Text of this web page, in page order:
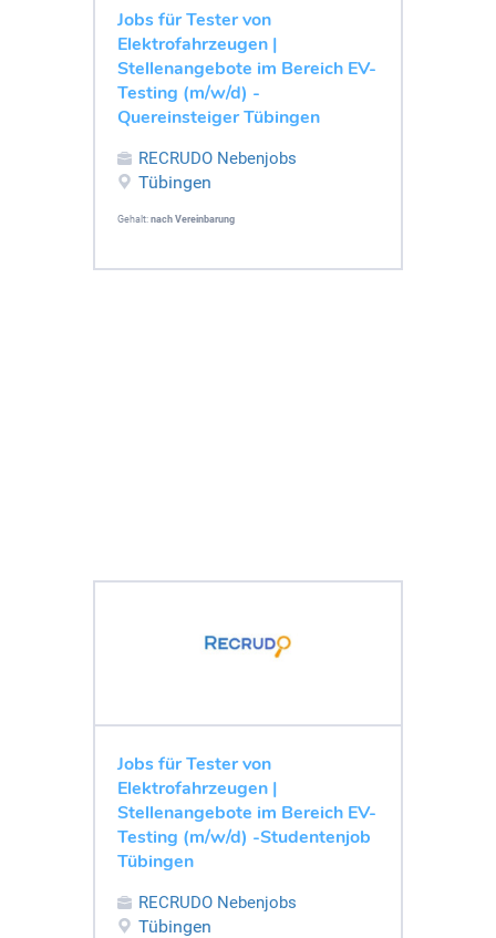
Jobs für Tester von
Elektrofahrzeugen |
Stellenangebote im Bereich EV-
Testing (m/w/d) -
Quereinsteiger Tübingen
RECRUDO Nebenjobs
Tübingen
Gehalt: nach Vereinbarung
Jobs für Tester von
Elektrofahrzeugen |
Stellenangebote im Bereich EV-
Testing (m/w/d) -Studentenjob
Tübingen
RECRUDO Nebenjobs
Tübingen